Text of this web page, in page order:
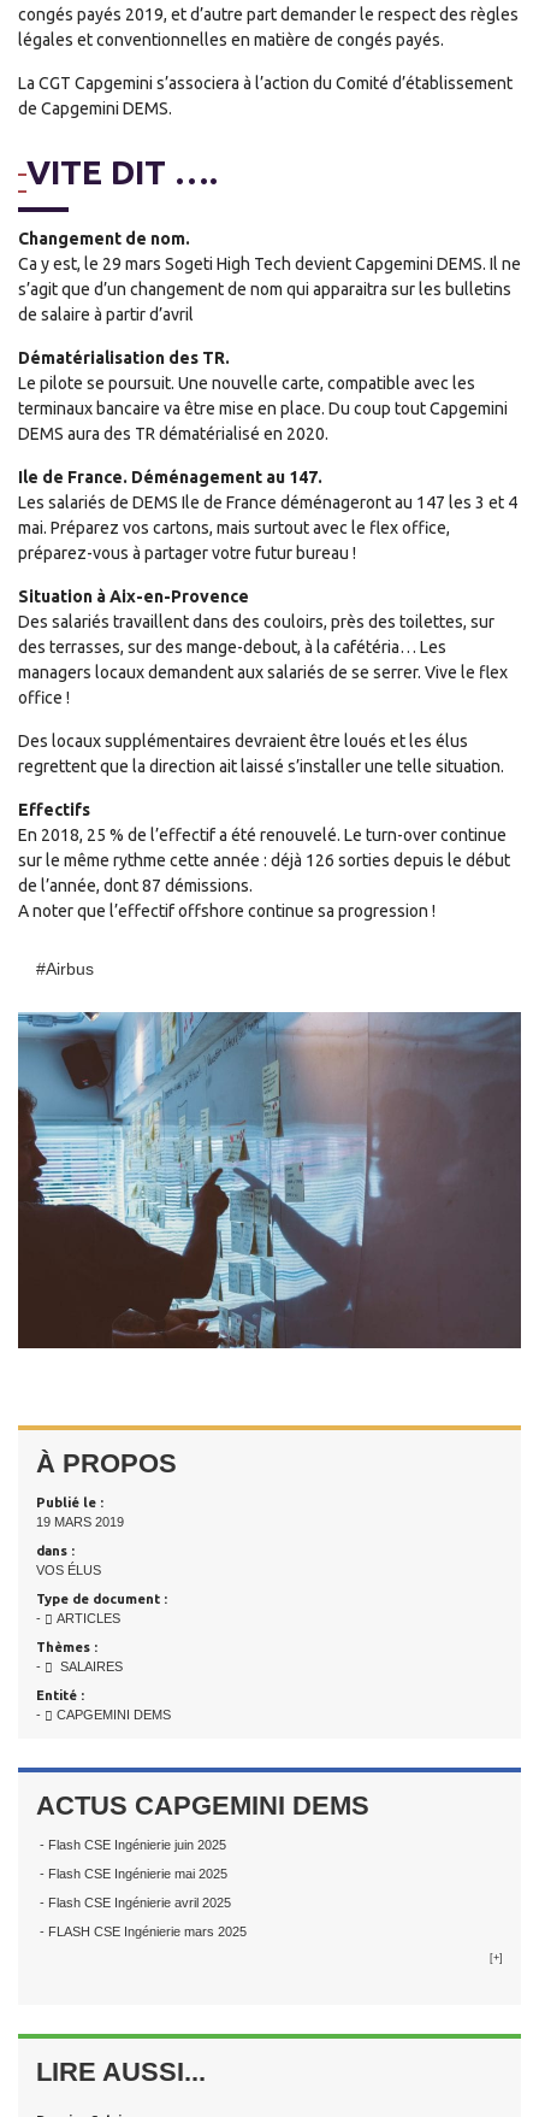
congés payés 2019, et d’autre part demander le respect des règles
légales et conventionnelles en matière de congés payés.
La CGT Capgemini s’associera à l’action du Comité d’établissement
de Capgemini DEMS.
VITE DIT ….
Changement de nom.
Ca y est, le 29 mars Sogeti High Tech devient Capgemini DEMS. Il ne
s’agit que d’un changement de nom qui apparaitra sur les bulletins
de salaire à partir d’avril
Dématérialisation des TR.
Le pilote se poursuit. Une nouvelle carte, compatible avec les
terminaux bancaire va être mise en place. Du coup tout Capgemini
DEMS aura des TR dématérialisé en 2020.
Ile de France. Déménagement au 147.
Les salariés de DEMS Ile de France déménageront au 147 les 3 et 4
mai. Préparez vos cartons, mais surtout avec le flex office,
préparez-vous à partager votre futur bureau !
Situation à Aix-en-Provence
Des salariés travaillent dans des couloirs, près des toilettes, sur
des terrasses, sur des mange-debout, à la cafétéria… Les
managers locaux demandent aux salariés de se serrer. Vive le flex
office !
Des locaux supplémentaires devraient être loués et les élus
regrettent que la direction ait laissé s’installer une telle situation.
Effectifs
En 2018, 25 % de l’effectif a été renouvelé. Le turn-over continue
sur le même rythme cette année : déjà 126 sorties depuis le début
de l’année, dont 87 démissions.
A noter que l’effectif offshore continue sa progression !
#airbus
À PROPOS
Publié le :
19 MARS 2019
dans :
VOS ÉLUS
Type de document :
-
ARTICLES
Thèmes :
-
SALAIRES
Entité :
-
CAPGEMINI DEMS
ACTUS CAPGEMINI DEMS
- Flash CSE Ingénierie juin 2025
- Flash CSE Ingénierie mai 2025
- Flash CSE Ingénierie avril 2025
- FLASH CSE Ingénierie mars 2025
[+]
LIRE AUSSI...